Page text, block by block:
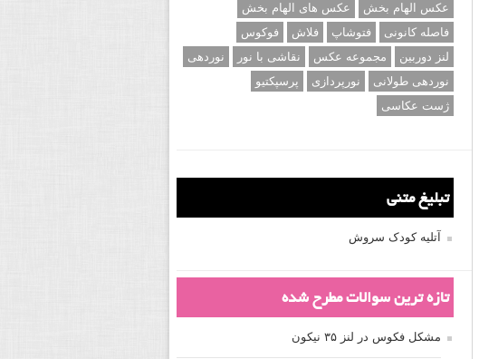
عکس الهام بخش
عکس های الهام بخش
فاصله کانونی
فتوشاپ فلاش
فوکوس
لنز دوربین
مجموعه عکس نقاشی با نور
نوردهی
نوردهی طولانی
نورپردازی
پرسپکتیو
ژست عکاسی
تبلیغ متنی
آتلیه کودک سروش
تازه ترین سوالات مطرح شده
مشکل فکوس در لنز ۳۵ نیکون